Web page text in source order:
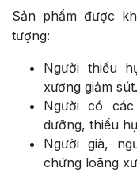
Sản phẩm được
tượng:
Người thiếu
xương giảm sút.
Người có
dưỡng, thiếu
Người già,
chứng loãng